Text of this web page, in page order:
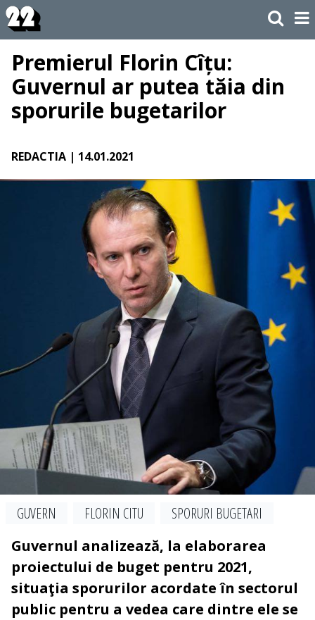
Premierul Florin Cîțu:
Guvernul ar putea tăia din
sporurile bugetarilor
REDACTIA | 14.01.2021
GUVERN FLORIN CITU
SPORURI BUGETARI
Guvernul analizează, la elaborarea
proiectului de buget pentru 2021,
situaţia sporurilor acordate în sectorul
public pentru a vedea care dintre ele se